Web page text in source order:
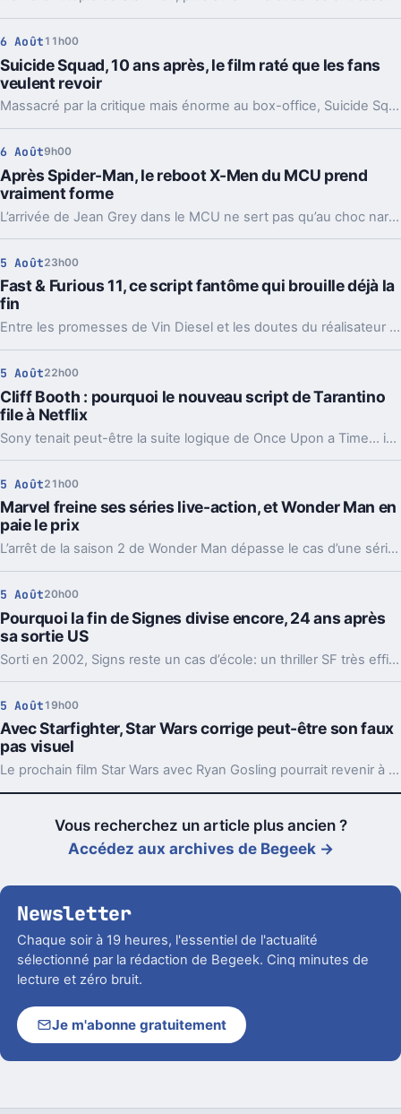
6 Août 11h00
Suicide Squad, 10 ans après, le film raté que les fans
veulent revoir
Massacré par la critique mais énorme au box-office, Suicide Squad reste un cas d’école chez DC. Et l’appel au montage d’Ayer n’a jamais cessé.
6 Août9h00
Après Spider-Man, le reboot X-Men du MCU prend
vraiment forme
L’arrivée de Jean Grey dans le MCU ne sert pas qu’au choc narratif. Elle dessine déjà l’âge, les thèmes et les menaces du futur film X-Men.
5 Août23h00
Fast & Furious 11, ce script fantôme qui brouille déjà la
fin
Entre les promesses de Vin Diesel et les doutes du réalisateur Louis Leterrier, la conclusion de la saga Fast & Furious paraît plus floue que prévu.
5 Août22h00
Cliff Booth : pourquoi le nouveau script de Tarantino
file à Netflix
Sony tenait peut-être la suite logique de Once Upon a Time… in Hollywood. Mais un choix de Quentin Tarantino a déplacé le projet vers Netflix.
5 Août21h00
Marvel freine ses séries live-action, et Wonder Man en
paie le prix
L’arrêt de la saison 2 de Wonder Man dépasse le cas d’une série. Marvel réduit la voilure sur Disney+ pour éviter d’user sa machine cinéma.
5 Août20h00
Pourquoi la fin de Signes divise encore, 24 ans après
sa sortie US
Sorti en 2002, Signs reste un cas d’école: un thriller SF très efficace dont la révélation finale continue de diviser autour de M. Night Shyamalan.
5 Août 19h00
Avec Starfighter, Star Wars corrige peut-être son faux
pas visuel
Le prochain film Star Wars avec Ryan Gosling pourrait revenir à des décors bien réels. Un détail technique, mais pas du tout anodin pour la saga.
Vous recherchez un article plus ancien ?
Accédez aux archives de Begeek →
Newsletter
Chaque soir à 19 heures, l'essentiel de l'actualité
sélectionné par la rédaction de Begeek. Cinq minutes de
lecture et zéro bruit.
Je m'abonne gratuitement